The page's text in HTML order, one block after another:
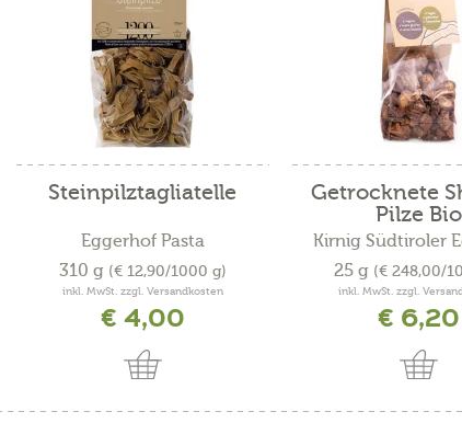
Steinpilztagliatelle
Eggerhof Pasta
310 g (€ 12,90/1000 g)
inkl. MwSt. zzgl. Versandkosten
€ 4,00
Getrocknete
Pilze Bio
Kirnig Südtiroler
25 g (€ 248,00/
inkl. MwSt. zzgl.
€ 6,20